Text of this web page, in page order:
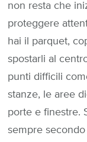
non resta che
proteggere
hai il parquet,
spostarli al
punti difficili
stanze, le aree
porte e finestre.
sempre